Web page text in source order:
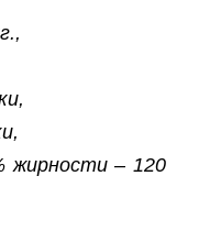
жирности – 120